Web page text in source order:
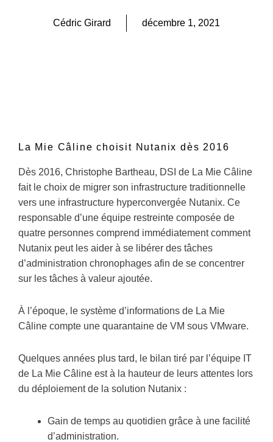
Cédric Girard décembre 1, 2021
La Mie Câline choisit Nutanix dès 2016
Dès 2016, Christophe Bartheau, DSI de La Mie Câline
fait le choix de migrer son infrastructure traditionnelle
vers une infrastructure hyperconvergée Nutanix. Ce
responsable d’une équipe restreinte composée de
quatre personnes comprend immédiatement comment
Nutanix peut les aider à se libérer des tâches
d’administration chronophages afin de se concentrer
sur les tâches à valeur ajoutée.
À l’époque, le système d’informations de La Mie
Câline compte une quarantaine de VM sous VMware.
Quelques années plus tard, le bilan tiré par l’équipe IT
de La Mie Câline est à la hauteur de leurs attentes lors
du déploiement de la solution Nutanix :
Gain de temps au quotidien grâce à une facilité
d’administration.